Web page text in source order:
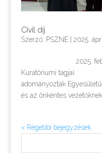
Civil díj
Szerző: PSZNE| 2025. ápr
2025. február
Kuratóriumi
adományoztak
és az önkéntes
« Régebbi bejegyzések